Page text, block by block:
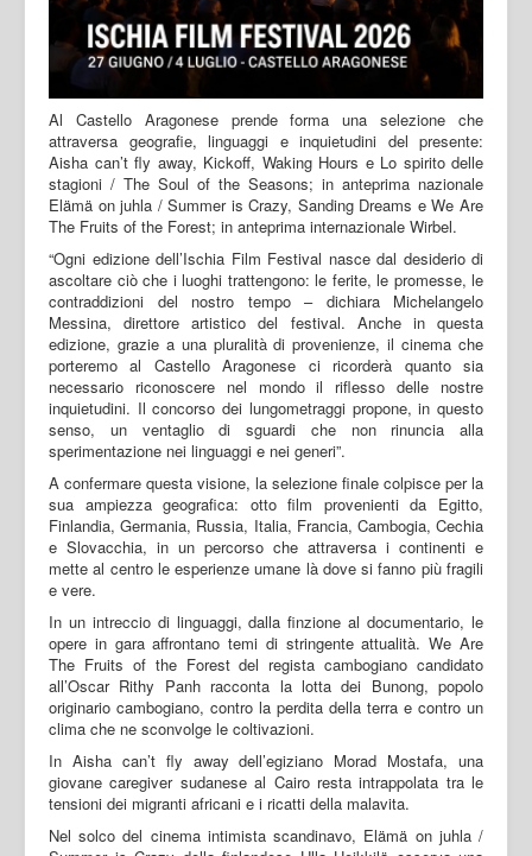
Al Castello Aragonese prende forma una selezione che
attraversa geografie, linguaggi e inquietudini del presente:
Aisha can’t fly away, Kickoff, Waking Hours e Lo spirito delle
stagioni / The Soul of the Seasons; in anteprima nazionale
Elämä on juhla / Summer is Crazy, Sanding Dreams e We Are
The Fruits of the Forest; in anteprima internazionale Wirbel.
“Ogni edizione dell’Ischia Film Festival nasce dal desiderio di
ascoltare ciò che i luoghi trattengono: le ferite, le promesse, le
contraddizioni del nostro tempo – dichiara Michelangelo
Messina, direttore artistico del festival. Anche in questa
edizione, grazie a una pluralità di provenienze, il cinema che
porteremo al Castello Aragonese ci ricorderà quanto sia
necessario riconoscere nel mondo il riflesso delle nostre
inquietudini. Il concorso dei lungometraggi propone, in questo
senso, un ventaglio di sguardi che non rinuncia alla
sperimentazione nei linguaggi e nei generi”.
A confermare questa visione, la selezione finale colpisce per la
sua ampiezza geografica: otto film provenienti da Egitto,
Finlandia, Germania, Russia, Italia, Francia, Cambogia, Cechia
e Slovacchia, in un percorso che attraversa i continenti e
mette al centro le esperienze umane là dove si fanno più fragili
e vere.
In un intreccio di linguaggi, dalla finzione al documentario, le
opere in gara affrontano temi di stringente attualità. We Are
The Fruits of the Forest del regista cambogiano candidato
all’Oscar Rithy Panh racconta la lotta dei Bunong, popolo
originario cambogiano, contro la perdita della terra e contro un
clima che ne sconvolge le coltivazioni.
In Aisha can’t fly away dell’egiziano Morad Mostafa, una
giovane caregiver sudanese al Cairo resta intrappolata tra le
tensioni dei migranti africani e i ricatti della malavita.
Nel solco del cinema intimista scandinavo, Elämä on juhla /